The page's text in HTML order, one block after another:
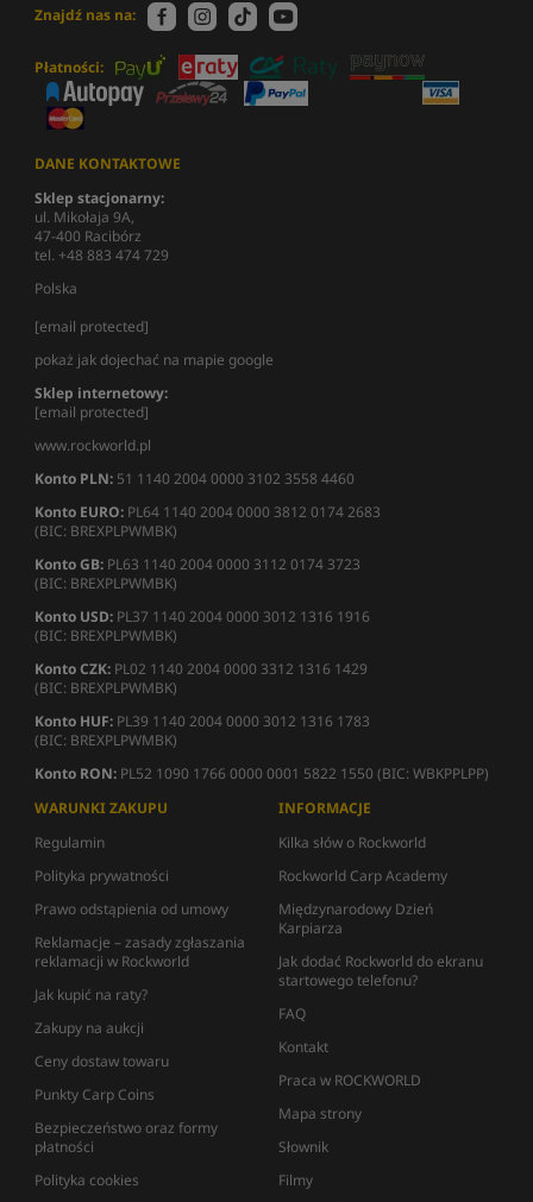
Znajdź nas na:
Płatności:
DANE KONTAKTOWE
Sklep stacjonarny:
ul. Mikołaja 9A,
47-400 Racibórz
tel. +48 883 474 729
Polska
[email protected]
pokaż jak dojechać na mapie google
Sklep internetowy:
[email protected]
www.rockworld.pl
Konto PLN: 51 1140 2004 0000 3102 3558 4460
Konto EURO: PL64 1140 2004 0000 3812 0174 2683
(BIC: BREXPLPWMBK)
Konto GB: PL63 1140 2004 0000 3112 0174 3723
(BIC: BREXPLPWMBK)
Konto USD: PL37 1140 2004 0000 3012 1316 1916
(BIC: BREXPLPWMBK)
Konto CZK: PL02 1140 2004 0000 3312 1316 1429
(BIC: BREXPLPWMBK)
Konto HUF: PL39 1140 2004 0000 3012 1316 1783
(BIC: BREXPLPWMBK)
Konto RON: PL52 1090 1766 0000 0001 5822 1550 (BIC: WBKPPLPP)
WARUNKI ZAKUPU
Regulamin
Polityka prywatności
Prawo odstąpienia od umowy
Reklamacje – zasady zgłaszania
reklamacji w Rockworld
Jak kupić na raty?
Zakupy na aukcji
Ceny dostaw towaru
Punkty Carp Coins
Bezpieczeństwo oraz formy
płatności
Polityka cookies
INFORMACJE
Kilka słów o Rockworld
Rockworld Carp Academy
Międzynarodowy Dzień
Karpiarza
Jak dodać Rockworld do ekranu
startowego telefonu?
FAQ
Kontakt
Praca w ROCKWORLD
Mapa strony
Słownik
Filmy